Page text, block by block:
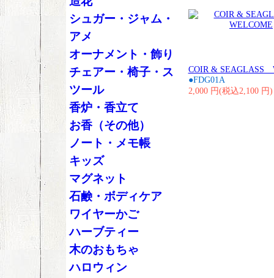
COIR & SEAGLASS
●FDG01A
2,000 円(税込2,100 円)
シュガー・ジャム・
アメ
オーナメント・飾り
チェアー・椅子・ス
ツール
香炉・香立て
お香（その他）
ノート・メモ帳
キッズ
マグネット
石鹸・ボディケア
ワイヤーかご
ハーブティー
木のおもちゃ
ハロウィン